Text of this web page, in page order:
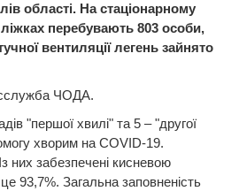
області. На стаціонарному
ліжках перебувають 803 особи,
вентиляції легень зайнято
ЧОДА.
"першої хвилі" та 5 – "другої
хворим на COVID-19.
них забезпечені кисневою
93,7%. Загальна заповненість